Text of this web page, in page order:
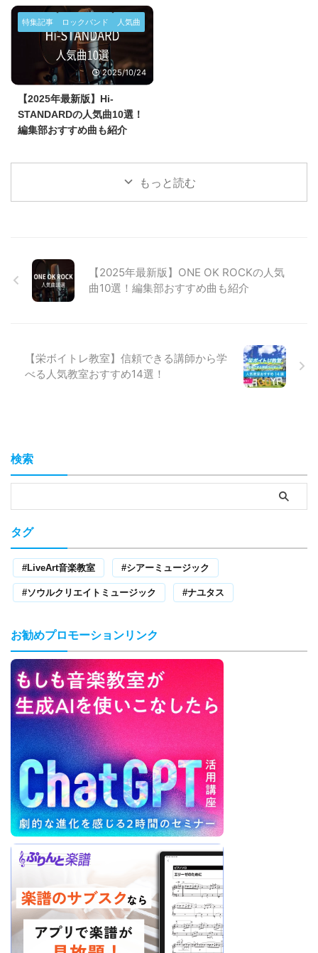
特集記事 ロックバンド 人気曲
2025/10/24
【2025年最新版】Hi-
STANDARDの人気曲10選！
編集部おすすめ曲も紹介
もっと読む
【2025年最新版】ONE OK ROCKの人気
曲10選！編集部おすすめ曲も紹介
【栄ボイトレ教室】信頼できる講師から学
べる人気教室おすすめ14選！
検索
タグ
LiveArt音楽教室 シアーミュージック
ソウルクリエイトミュージック ナユタス
お勧めプロモーションリンク